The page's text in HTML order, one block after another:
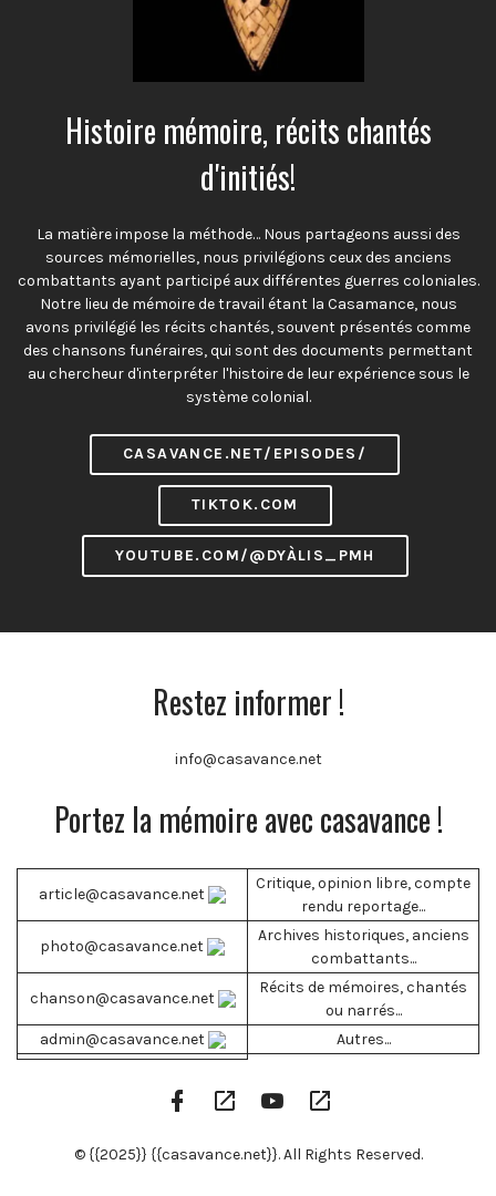
Histoire mémoire, récits chantés
d'initiés!
La matière impose la méthode… Nous partageons aussi des
sources mémorielles, nous privilégions ceux des anciens
combattants ayant participé aux différentes guerres coloniales.
Notre lieu de mémoire de travail étant la Casamance, nous
avons privilégié les récits chantés, souvent présentés comme
des chansons funéraires, qui sont des documents permettant
au chercheur d'interpréter l'histoire de leur expérience sous le
système colonial.
CASAVANCE.NET/EPISODES/
TIKTOK.COM
YOUTUBE.COM/@DYÀLIS_PMH
Restez informer !
info@casavance.net
Portez la mémoire avec casavance !
article@casavance.net
Critique, opinion libre, compte
rendu reportage...
photo@casavance.net
Archives historiques, anciens
combattants...
chanson@casavance.net
Récits de mémoires, chantés
ou narrés...
admin@casavance.net
Autres...
Facebook
Profile
Google
Play
YouTube
Channel
© {{2025}} {{casavance.net}}. All Rights Reserved.